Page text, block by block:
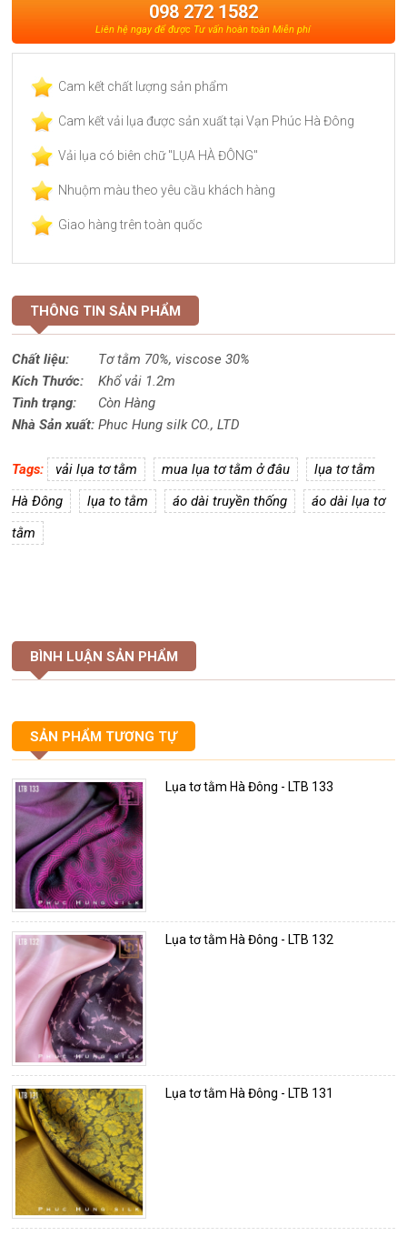
098 272 1582
Liên hệ ngay để được Tư vấn hoàn toàn Miễn phí
Cam kết chất lượng sản phẩm
Cam kết vải lụa được sản xuất tại Vạn Phúc Hà Đông
Vải lụa có biên chữ "LỤA HÀ ĐÔNG"
Nhuộm màu theo yêu cầu khách hàng
Giao hàng trên toàn quốc
THÔNG TIN SẢN PHẨM
Chất liệu: Tơ tằm 70%, viscose30%
Kích Thước: Khổ vải 1.2m
Tình trạng: Còn Hàng
Nhà Sản xuất: Phuc Hung silk CO., LTD
Tags: vải lụa tơ tằm mua lụa tơ tằm ở đâu
lụa tơ tằm
Hà Đông
lụa to tằm áo dài truyền thống
áo dài lụa tơ
tằm
BÌNH LUẬN SẢN PHẨM
SẢN PHẨM TƯƠNG TỰ
Lụa tơ tằm Hà Đông - LTB 133
Lụa tơ tằm Hà Đông - LTB 132
Lụa tơ tằm Hà Đông - LTB 131